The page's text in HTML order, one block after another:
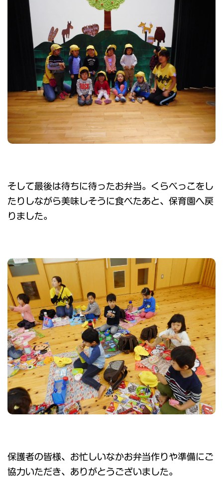
そして最後は待ちに待ったお弁当。くらべっこをし
たりしながら美味しそうに食べたあと、保育園へ戻
りました。
保護者の皆様、お忙しいなかお弁当作りや準備にご
協力いただき、ありがとうございました。